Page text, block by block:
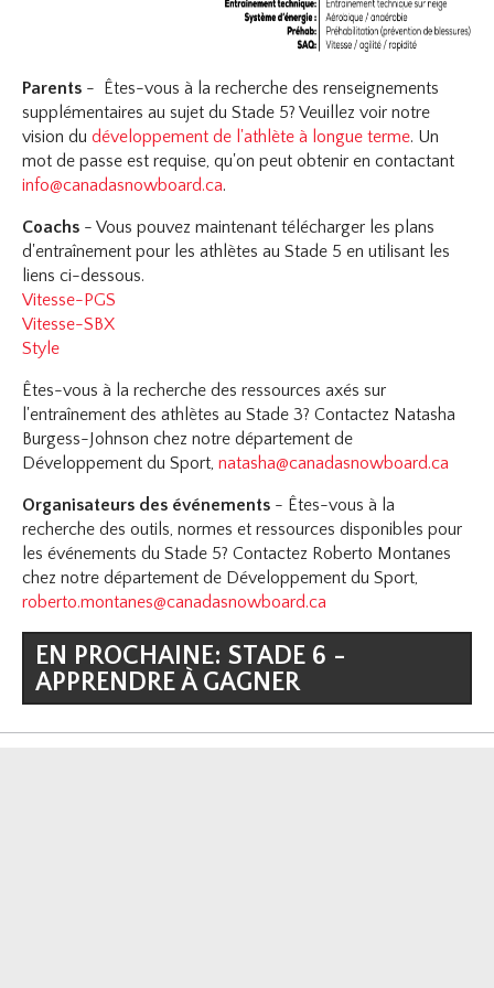
Parents - Êtes-vous à la recherche des renseignements
supplémentaires au sujet du Stade 5? Veuillez voir notre
vision dudéveloppement de l'athlète à longue terme. Un
mot de passe est requise, qu'on peut obtenir en contactant
info@canadasnowboard.ca.
Coachs - Vous pouvez maintenant télécharger les plans
d'entraînement pour les athlètes au Stade 5 en utilisant les
liens ci-dessous.
Vitesse-PGS
Vitesse-SBX
Style
Êtes-vous à la recherche des ressources axés sur
l'entraînement des athlètes au Stade 3? Contactez Natasha
Burgess-Johnson chez notre département de
Développement du Sport,natasha@canadasnowboard.ca
Organisateurs des événements - Êtes-vous à la
recherche des outils, normes et ressources disponibles pour
les événements du Stade 5? Contactez Roberto Montanes
chez notre département de Développement du Sport,
roberto.montanes@canadasnowboard.ca
EN PROCHAINE: STADE 6 -
APPRENDRE À GAGNER